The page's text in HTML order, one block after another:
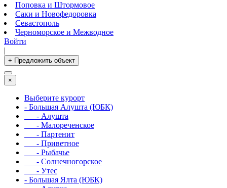
Поповка и Штормовое
Саки и Новофедоровка
Севастополь
Черноморское и Межводное
Войти
|
+ Предложить объект
×
Выберите курорт
- Большая Алушта (ЮБК)
- Алушта
- Малореченское
- Партенит
- Приветное
- Рыбачье
- Солнечногорское
- Утес
- Большая Ялта (ЮБК)